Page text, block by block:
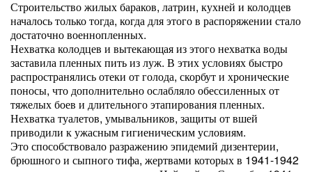
Строительство жилых бараков, латрин, кухней и колодцев
началось только тогда, когда для этого в распоряжении стало
достаточно военнопленных.
Нехватка колодцев и вытекающая из этого нехватка воды
заставила пленных пить из луж. В этих условиях быстро
распространялись отеки от голода, скорбут и хронические
поносы, что дополнительно ослабляло обессиленных от
тяжелых боев и длительного этапирования пленных.
Нехватка туалетов, умывальников, защиты от вшей
приводили к ужасным гигиеническим условиям.
Это способствовало разражению эпидемий дизентерии,
брюшного и сыпного тифа, жертвами которых в 1941-1942